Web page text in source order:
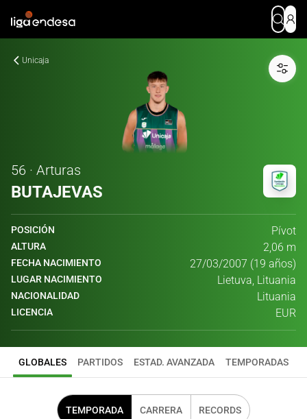
Unicaja
56 · Arturas
BUTAJEVAS
POSICIÓN Pívot
ALTURA 2,06 m
FECHA NACIMIENTO 27/03/2007 (19 años)
LUGAR NACIMIENTO Lietuva, Lituania
NACIONALIDAD Lituania
LICENCIA EUR
GLOBALES PARTIDOS ESTAD. AVANZADA TEMPORADAS
TEMPORADA CARRERA RECORDS